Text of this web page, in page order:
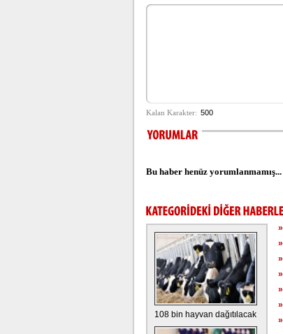
Bu haber henüz yorumlanmamış...
108 bin hayvan dağıtılacak
»
»
»
»
»
»
»